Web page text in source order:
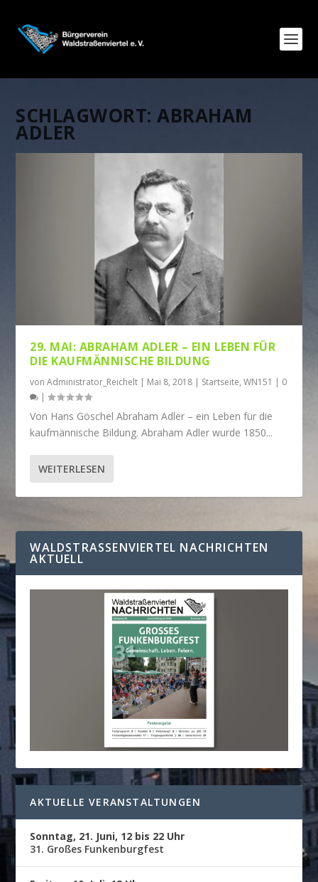
SCHLAGWORT:ABRAHAM
ADLER
29. MAI: ABRAHAM ADLER – EIN LEBEN FÜR
DIE KAUFMÄNNISCHE BILDUNG
vonAdministrator_Reichelt | Mai 8, 2018 | Startseite,WN151 | 0
|
Von Hans Göschel Abraham Adler – ein Leben für die
kaufmännische Bildung. Abraham Adler wurde 1850...
WEITERLESEN
WALDSTRASSENVIERTEL NACHRICHTEN A
KTUELL
AKTUELLE VERANSTALTUNGEN
Sonntag, 21. Juni, 12 bis 22 Uhr
31. Großes Funkenburgfest